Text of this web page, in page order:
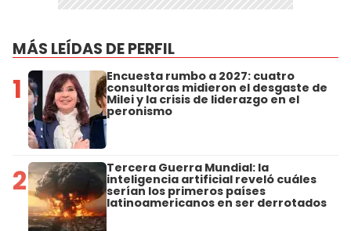
MÁS LEÍDAS DE PERFIL
1 Encuesta rumbo a 2027: cuatro
consultoras midieron el desgaste de
Milei y la crisis de liderazgo en el
peronismo
2 Tercera Guerra Mundial: la
inteligencia artificial reveló cuáles
serían los primeros países
latinoamericanos en ser derrotados